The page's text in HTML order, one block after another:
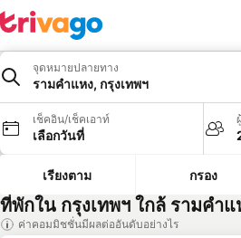
จุดหมายปลายทาง
รามคำแหง, กรุงเทพฯ
เช็คอิน/เช็คเอาท์
เลือกวันที่
เรียงตาม กรอง
ที่พักใน กรุงเทพฯ ใกล้ รามคำแ
ค่าคอมมิชชั่นมีผลต่ออันดับอย่างไร